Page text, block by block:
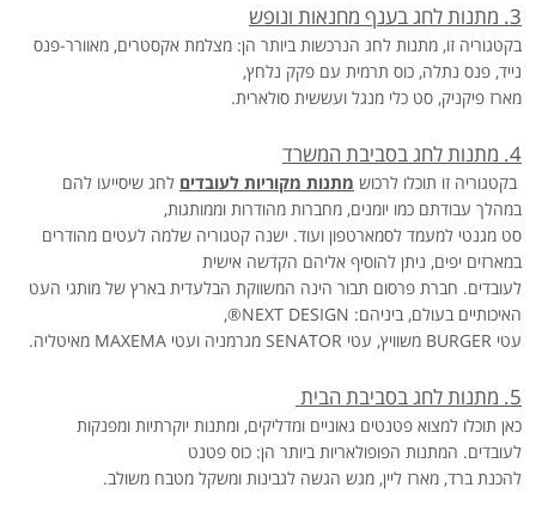
3. מתנות לחג בענף מחנאות ונופש
בקטגוריה זו, מתנות לחג הנרכשות ביותר הן: מצלמת אקסטרים, מאוורר-פנס
נייד, פנס נתלה, כוס תרמית עם פקק נלחץ,
מארז פיקניק, סט כלי מנגל ועששית סולארית.
4. מתנות לחג בסביבת המשרד
בקטגוריה זו תוכלו לרכוש מתנות מקוריות לעובדים לחג שיסייעו להם
במהלך עבודתם כמו יומנים, מחברות מהודרות וממותגות,
סט מגנטי למעמד לסמארטפון ועוד. ישנה קטגוריה שלמה לעטים מהודרים
במארזים יפים, ניתן להוסיף אליהם הקדשה אישית
לעובדים. חברת פרסום תבור הינה המשווקת הבלעדית בארץ של מותגי העט
האיכותיים בעולם, ביניהם: ®NEXT DESIGN
,
עטי BURGER משוויץ, עטי SENATOR מגרמניה ועטי MAXEMA מאיטליה.
5. מתנות לחג בסביבת הבית
כאן תוכלו למצוא פטנטים גאוניים ומדליקים, ומתנות יוקרתיות ומפנקות
לעובדים. המתנות הפופולאריות ביותר הן: כוס פטנט
להכנת ברד, מארז ליין, מגש הגשה לגבינות ומשקל מטבח משולב.